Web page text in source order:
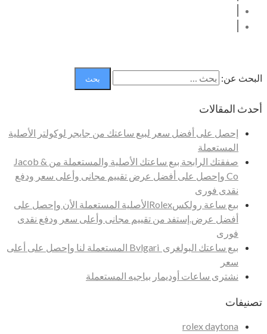
البحث عن:
أحدث المقالات
إحصل على أفضل سعر لبيع ساعتك من جايجر لوكولتر الأصلية
المستعملة
صفقتك الرابحة بيع ساعتك الأصلية والمستعملة من Jacob &
Co وإحصل على أفضل عرض تقييم مجانى وأعلى سعر ودفع
نقدى فورى
بيع ساعة رولكسRolexالأصلية المستعملة الأن وإحصل على
أفضل عرض.إستفد من تقييم مجانى وأعلى سعر ودفع نقدى
فورى
بيع ساعتك البولغرى Bvlgari المستعملة لنا وإحصل على أعلى
سعر
نشترى ساعات أوديمار بياجيه المستعملة
تصنيفات
rolex daytona